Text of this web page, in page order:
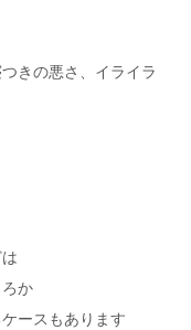
きの悪さ、イライラ
か
ースもあります